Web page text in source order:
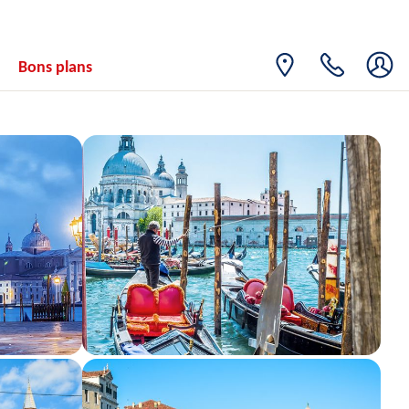
Bons plans